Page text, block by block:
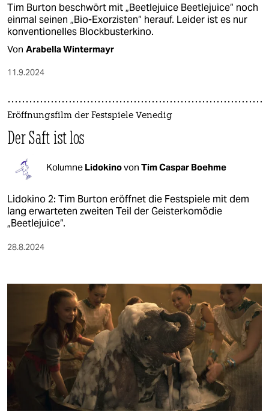
Tim Burton beschwört mit „Beetlejuice Beetlejuice“ noch
einmal seinen „Bio-Exorzisten“ herauf. Leider ist es nur
konventionelles Blockbusterkino.
Von Arabella Wintermayr
11.9.2024
Eröffnungsfilm der Festspiele Venedig
Der Saft ist los
Kolumne Lidokinovon Tim Caspar Boehme
Lidokino 2: Tim Burton eröffnet die Festspiele mit dem
lang erwarteten zweiten Teil der Geisterkomödie
„Beetlejuice“.
28.8.2024